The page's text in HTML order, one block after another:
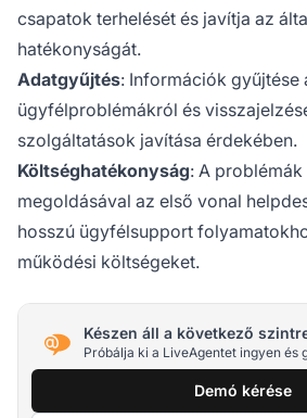
csapatok terhelését és javítja az
hatékonyságát.
Adatgyűjtés: Információk gyűjtése
ügyfélproblémákról és
szolgáltatások javítása érdekében.
Költséghatékonyság: A
megoldásával az első vonal
hosszú ügyfélsupport
működési költségeket.
Készen áll a következő
Próbálja ki a LiveAgentet ingyen és
Demó kérése